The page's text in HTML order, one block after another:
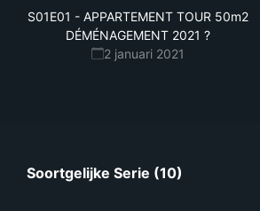
S01E01 - APPARTEMENT TOUR 50m2
DÉMÉNAGEMENT 2021 ?
2 januari 2021
Soortgelijke Serie (10)